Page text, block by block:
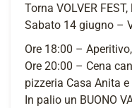
Torna VOLVER
Sabato 14 giugno –
Ore 18:00 –
Ore 20:00 – Cena
pizzeria Casa Anita
In palio un BUONO